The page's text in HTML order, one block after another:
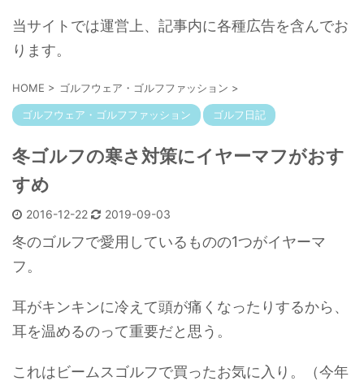
当サイトでは運営上、記事内に各種広告を含んでお
ります。
HOME > ゴルフウェア・ゴルフファッション >
ゴルフウェア・ゴルフファッション ゴルフ日記
冬ゴルフの寒さ対策にイヤーマフがおす
すめ
2016-12-22 2019-09-03
冬のゴルフで愛用しているものの1つがイヤーマ
フ。
耳がキンキンに冷えて頭が痛くなったりするから、
耳を温めるのって重要だと思う。
これはビームスゴルフで買ったお気に入り。（今年